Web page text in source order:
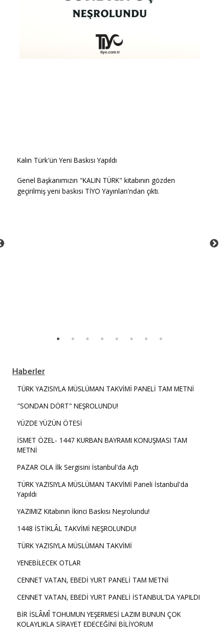
Kalın Türk'ün Yeni Baskısı Yapıldı
Genel Başkanımızın "KALIN TÜRK" kitabının gözden
geçirilmiş yeni baskısı TİYO Yayınları'ndan çıktı.
Haberler
TÜRK YAZISIYLA MÜSLÜMAN TAKVİMİ PANELİ TAM METNİ
"SONDAN DÖRT" NEŞROLUNDU!
YÜZDE YÜZÜN ÖTESİ
İSMET ÖZEL- 1447 KURBAN BAYRAMI KONUŞMASI TAM
METNİ
PAZAR OLA İlk Sergisini İstanbul'da Açtı
TÜRK YAZISIYLA MÜSLÜMAN TAKVİMİ Paneli İstanbul'da
Yapıldı
YAZIMIZ Kitabının İkinci Baskısı Neşrolundu!
1448 İSTİKLÂL TAKVİMİ NEŞROLUNDU!
TÜRK YAZISIYLA MÜSLÜMAN TAKVİMİ
YENEBİLECEK OTLAR
CENNET VATAN, EBEDİ YURT PANELİ TAM METNİ
CENNET VATAN, EBEDİ YURT PANELİ İSTANBUL'DA YAPILDI
BİR İSLÂMÎ TOHUMUN YEŞERMESİ LAZIM BUNUN ÇOK
KOLAYLIKLA SİRAYET EDECEĞİNİ BİLİYORUM